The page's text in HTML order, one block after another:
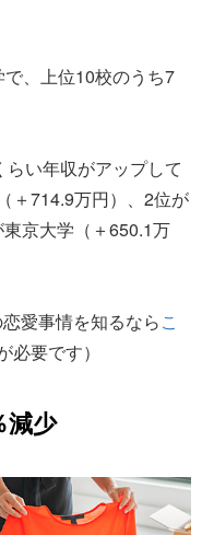
、上位10校のうち7
い年収がアップして
＋714.9万円）、2位が
京大学（＋650.1万
愛事情を知るならこ
必要です）
減少